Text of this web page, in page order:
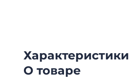
Характеристики
О товаре